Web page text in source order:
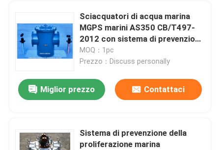
Sciacquatori di acqua marina
MGPS marini AS350 CB/T497-
2012 con sistema di prevenzione
della crescita marina
MOQ：1pc
Prezzo：Discuss personally
Miglior prezzo Contattaci
Sistema di prevenzione della
proliferazione marina